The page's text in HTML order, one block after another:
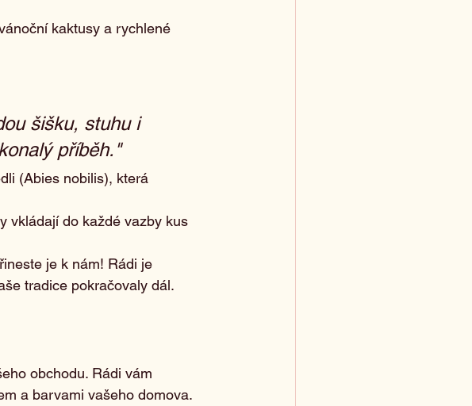
kaktusy a rychlené
šišku, stuhu i
příběh."
(Abies nobilis), která
vkládají do každé vazby kus
je k nám! Rádi je
tradice pokračovaly dál.
obchodu. Rádi vám
a barvami vašeho domova.